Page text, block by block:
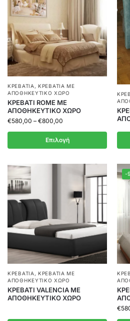
ΚΡΕΒΆΤΙΑ, ΚΡΕΒΆΤΙΑ ΜΕ
ΑΠΟΘΗΚΕΥΤΙΚΌ ΧΏΡΟ
ΚΡΕΒΑΤΙ ROME ΜΕ
ΑΠΟΘΗΚΕΥΤΙΚΟ ΧΩΡΟ
€580,00 – €800,00
Επιλογή
ΚΡΕΒΆΤΙΑ, ΚΡΕΒΆΤΙΑ ΜΕ
ΑΠΟΘΗΚΕΥΤΙΚΌ ΧΏΡΟ
ΚΡΕΒΑΤΙ VALENCIA ΜΕ
ΑΠΟΘΗΚΕΥΤΙΚΟ ΧΩΡΟ
-
€